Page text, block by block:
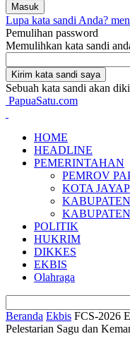
Lupa kata sandi Anda?
Pemulihan password
Memulihkan kata sandi
Sebuah kata sandi akan
PapuaSatu.com
HOME
HEADLINE
PEMERINTAHAN
PEMROV
KOTA
POLITIK
HUKRIM
DIKKES
EKBIS
Olahraga
Beranda Ekbis FCS-2026
Pelestarian Sagu dan